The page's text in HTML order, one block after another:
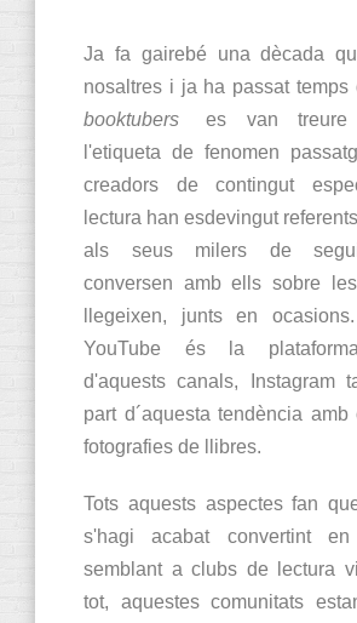
Ja fa gairebé una dècada
nosaltres i ja ha passat temps
booktubers
es van treure
l'etiqueta de fenomen
creadors de contingut
lectura han esdevingut
als seus milers de
conversen amb ells sobre
llegeixen, junts en
YouTube és la
d'aquests canals, Instagram
part d´aquesta tendència amb
fotografies de llibres.
Tots aquests aspectes fan
s'hagi acabat convertint
semblant a clubs de lectura
tot, aquestes comunitats